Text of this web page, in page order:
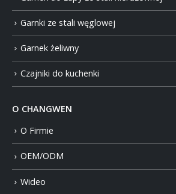
Garnki ze stali węglowej
Garnek żeliwny
Czajniki do kuchenki
O CHANGWEN
O Firmie
OEM/ODM
Wideo